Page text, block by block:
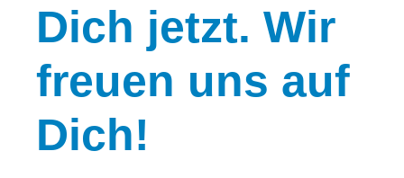
Dich jetzt. Wir
freuen uns auf
Dich!